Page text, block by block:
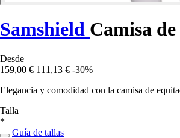
Samshield Camisa
Desde
159,00 € 111,13 € -30%
Elegancia y comodidad con la camisa de
Talla
*
Guía de tallas